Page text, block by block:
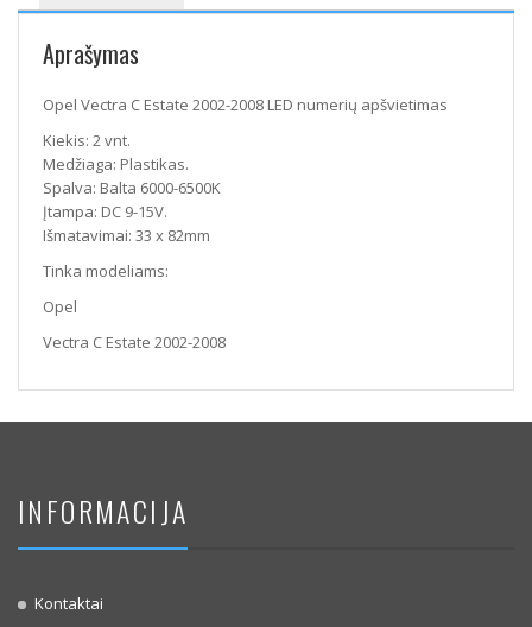
Aprašymas
Opel Vectra C Estate 2002-2008 LED numerių apšvietimas
Kiekis: 2 vnt.
Medžiaga: Plastikas.
Spalva: Balta 6000-6500K
Įtampa: DC 9-15V.
Išmatavimai: 33 x 82mm
Tinka modeliams:
Opel
Vectra C Estate 2002-2008
INFORMACIJA
Kontaktai